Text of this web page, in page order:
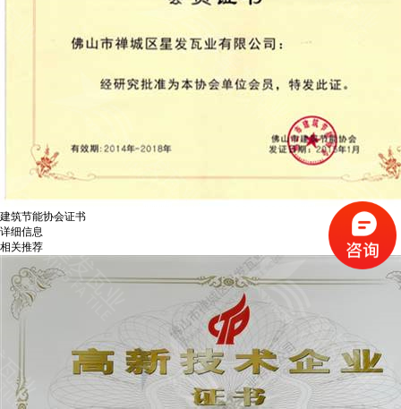
建筑节能协会证书
详细信息
相关推荐